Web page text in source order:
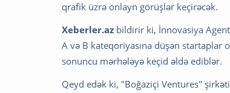
qrafik üzrə onlayn görüşlər keçirəcək.
Xeberler.az bildirir ki, İnnovasiya
A və B kateqoriyasına düşən
sonuncu mərhələyə keçid əldə ediblər.
Qeyd edək ki, "Boğaziçi Ventures"